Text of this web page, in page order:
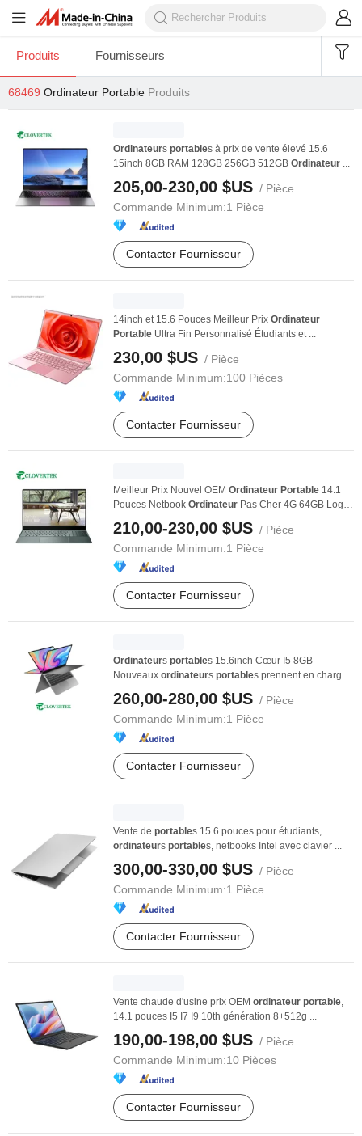
Produits Fournisseurs
68469 Ordinateur Portable Produits
Ordinateurs portables à prix de vente élevé 15.6
15inch 8GB RAM 128GB 256GB 512GB Ordinateur ...
205,00-230,00 $US / Pièce
Commande Minimum:1 Pièce
Contacter Fournisseur
14inch et 15.6 Pouces Meilleur Prix Ordinateur
Portable Ultra Fin Personnalisé Étudiants et ...
230,00 $US / Pièce
Commande Minimum:100 Pièces
Contacter Fournisseur
Meilleur Prix Nouvel OEM Ordinateur Portable 14.1
Pouces Netbook Ordinateur Pas Cher 4G 64GB Logo
210,00-230,00 $US / Pièce
Commande Minimum:1 Pièce
Contacter Fournisseur
Ordinateurs portables 15.6inch Cœur I5 8GB
Nouveaux ordinateurs portables prennent en charge
260,00-280,00 $US / Pièce
Commande Minimum:1 Pièce
Contacter Fournisseur
Vente de portables 15.6 pouces pour étudiants,
ordinateurs portables, netbooks Intel avec clavier ...
300,00-330,00 $US / Pièce
Commande Minimum:1 Pièce
Contacter Fournisseur
Vente chaude d'usine prix OEM ordinateur portable,
14.1 pouces I5 I7 I9 10th génération 8+512g ...
190,00-198,00 $US / Pièce
Commande Minimum:10 Pièces
Contacter Fournisseur